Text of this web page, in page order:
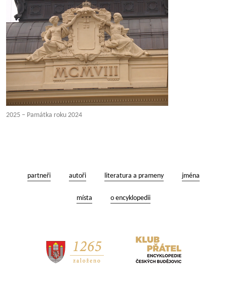
2025 – Památka roku 2024
partneři autoři literatura a prameny jména
místa o encyklopedii